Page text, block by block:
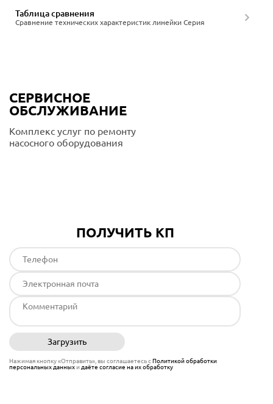
Сравнение технических характеристик линейки Серия
Таблица сравнения
СЕРВИСНОЕ
ОБСЛУЖИВАНИЕ
Комплекс услуг по ремонту
насосного оборудования
ПОЛУЧИТЬ КП
Загрузить
Нажимая кнопку «Отправить», вы соглашаетесь сПолитикой обработки
персональных данныхи даёте согласие на их обработку